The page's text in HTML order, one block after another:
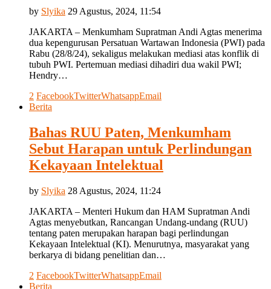
by Slyika 29 Agustus, 2024, 11:54
JAKARTA – Menkumham Supratman Andi Agtas menerima
dua kepengurusan Persatuan Wartawan Indonesia (PWI) pada
Rabu (28/8/24), sekaligus melakukan mediasi atas konflik di
tubuh PWI. Pertemuan mediasi dihadiri dua wakil PWI;
Hendry…
2 FacebookTwitterWhatsappEmail
Berita
Bahas RUU Paten, Menkumham
Sebut Harapan untuk Perlindungan
Kekayaan Intelektual
by Slyika 28 Agustus, 2024, 11:24
JAKARTA – Menteri Hukum dan HAM Supratman Andi
Agtas menyebutkan, Rancangan Undang-undang (RUU)
tentang paten merupakan harapan bagi perlindungan
Kekayaan Intelektual (KI). Menurutnya, masyarakat yang
berkarya di bidang penelitian dan…
2 FacebookTwitterWhatsappEmail
Berita